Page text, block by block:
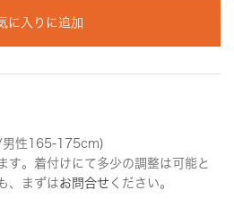
に入りに追加
性165-175cm)
す。着付けにて多少の調整は可能と
、まずはお問合せ ください。